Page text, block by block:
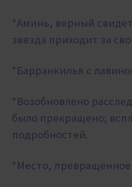
*Аминь, верный
звезда приходит за
*Барранкилья с
*Возобновлено
было прекращено;
подробностей.
*Место, превращенное